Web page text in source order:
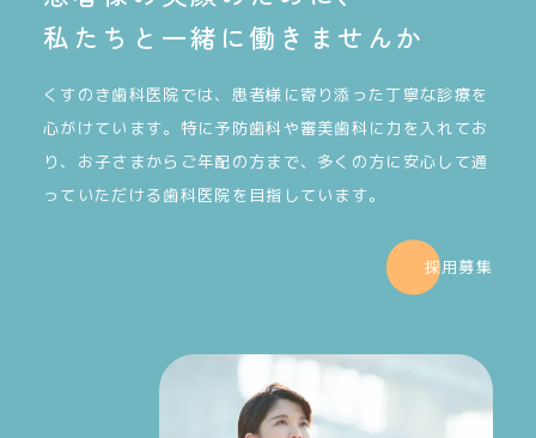
私たちと一緒に働きませんか
くすのき歯科医院では、患者様に寄り添った丁寧な診療を
心がけています。特に予防歯科や審美歯科に力を入れてお
り、お子さまからご年配の方まで、多くの方に安心して通
っていただける歯科医院を目指しています。
採用募集